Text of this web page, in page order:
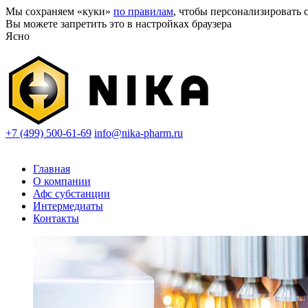
Мы сохраняем «куки» по правилам, чтобы персонализировать
Вы можете запретить это в настройках браузера
Ясно
+7 (499) 500-61-69 info@nika-pharm.ru
Главная
О компании
Афс субстанции
Интермедиаты
Контакты